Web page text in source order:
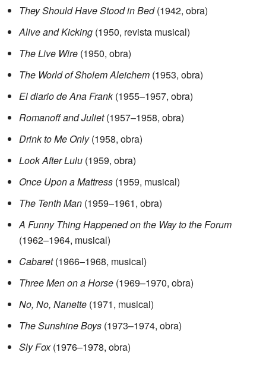
They Should Have Stood in Bed(1942, obra)
Alive and Kicking (1950, revista musical)
The Live Wire (1950, obra)
The World of Sholem Aleichem (1953, obra)
El diario de Ana Frank(1955–1957, obra)
Romanoff and Juliet(1957–1958, obra)
Drink to Me Only(1958, obra)
Look After Lulu (1959, obra)
Once Upon a Mattress (1959, musical)
The Tenth Man (1959–1961, obra)
A Funny Thing Happened on the Way to the Forum
(1962–1964, musical)
Cabaret(1966–1968, musical)
Three Men on a Horse (1969–1970, obra)
No, No, Nanette (1971, musical)
The Sunshine Boys (1973–1974, obra)
Sly Fox(1976–1978, obra)